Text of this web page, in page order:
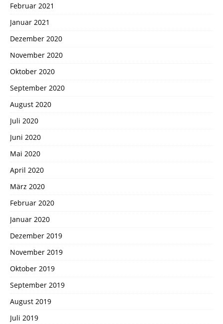
Februar 2021
Januar 2021
Dezember 2020
November 2020
Oktober 2020
September 2020
August 2020
Juli 2020
Juni 2020
Mai 2020
April 2020
März 2020
Februar 2020
Januar 2020
Dezember 2019
November 2019
Oktober 2019
September 2019
August 2019
Juli 2019